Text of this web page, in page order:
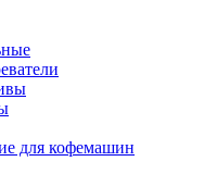
для кофемашин